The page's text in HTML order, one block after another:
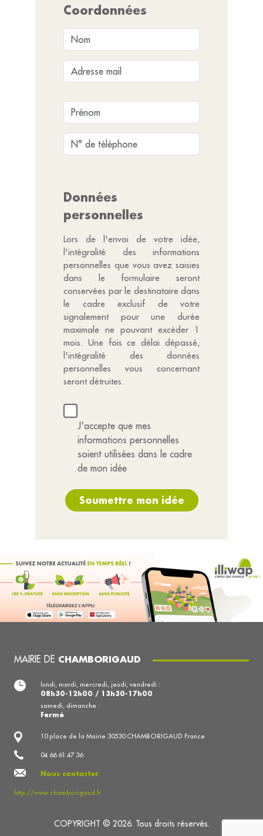
Coordonnées
Données
personnelles
Lors de l'envoi de votre idée,
l'intégralité des informations
personnelles que vous avez saisies
dans le formulaire seront
conservées par le destinataire dans
le cadre exclusif de votre
signalement pour une durée
maximale ne pouvant excéder 1
mois. Une fois ce délai dépassé,
l'intégralité des données
personnelles vous concernant
seront détruites.
J'accepte que mes
informations personnelles
soient utilisées dans le cadre
de mon idée
Soumettre mon idée
MAIRIE DE CHAMBORIGAUD
10 place de la Mairie 30530 CHAMBORIGAUD France
04 66 61 47 36
Nous contacter
http://www.chamborigaud.fr
lundi, mardi, mercredi, jeudi, vendredi :
08h30-12h00 / 13h30-17h00
samedi, dimanche :
Fermé
COPYRIGHT © 2026. Tous droits réservés.